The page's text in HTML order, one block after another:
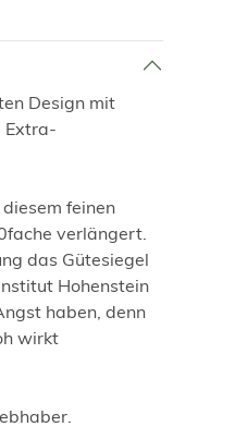
Design mit
Extra-
feinen
verlängert.
das Gütesiegel
Hohenstein
haben, denn
wirkt